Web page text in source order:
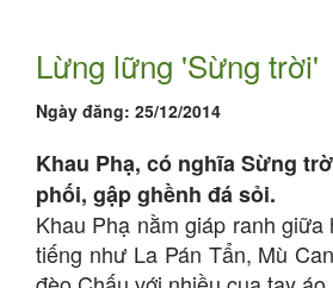
Lừng lững 'Sừng trời'
Ngày đăng: 25/12/2014
Khau Phạ, có nghĩa Sừng
phối, gập ghềnh đá sỏi.
Khau Phạ nằm giáp ranh
tiếng như La Pán Tẩn, Mù